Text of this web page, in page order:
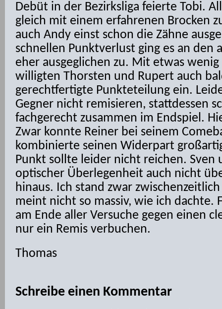
Debüt in der Bezirksliga feierte Tobi.
gleich mit einem erfahrenen Brocken
auch Andy einst schon die Zähne
schnellen Punktverlust ging es an den
eher ausgeglichen zu. Mit etwas
willigten Thorsten und Rupert auch
gerechtfertigte Punkteteilung ein.
Gegner nicht remisieren, stattdessen
fachgerecht zusammen im Endspiel.
Zwar konnte Reiner bei seinem
kombinierte seinen Widerpart
Punkt sollte leider nicht reichen. Sven
optischer Überlegenheit auch nicht
hinaus. Ich stand zwar
meint nicht so massiv, wie ich dachte.
am Ende aller Versuche gegen einen
nur ein Remis verbuchen.
Thomas
Schreibe einen Kommentar